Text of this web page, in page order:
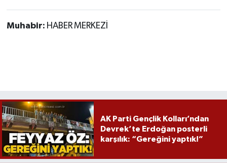
Muhabir: HABER MERKEZİ
AK Parti Gençlik Kolları’ndan
Devrek’te Erdoğan posterli
karşılık: “Gereğini yaptık!”